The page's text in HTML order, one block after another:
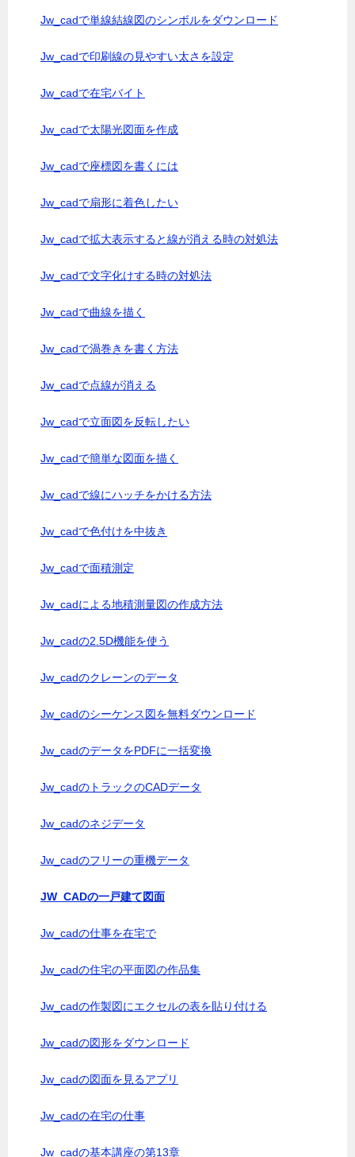
Jw_cadで単線結線図のシンボルをダウンロード
Jw_cadで印刷線の見やすい太さを設定
Jw_cadで在宅バイト
Jw_cadで太陽光図面を作成
Jw_cadで座標図を書くには
Jw_cadで扇形に着色したい
Jw_cadで拡大表示すると線が消える時の対処法
Jw_cadで文字化けする時の対処法
Jw_cadで曲線を描く
Jw_cadで渦巻きを書く方法
Jw_cadで点線が消える
Jw_cadで立面図を反転したい
Jw_cadで簡単な図面を描く
Jw_cadで線にハッチをかける方法
Jw_cadで色付けを中抜き
Jw_cadで面積測定
Jw_cadによる地積測量図の作成方法
Jw_cadの2.5D機能を使う
Jw_cadのクレーンのデータ
Jw_cadのシーケンス図を無料ダウンロード
Jw_cadのデータをPDFに一括変換
Jw_cadのトラックのCADデータ
Jw_cadのネジデータ
Jw_cadのフリーの重機データ
JW_CADの一戸建て図面
Jw_cadの仕事を在宅で
Jw_cadの住宅の平面図の作品集
Jw_cadの作製図にエクセルの表を貼り付ける
Jw_cadの図形をダウンロード
Jw_cadの図面を見るアプリ
Jw_cadの在宅の仕事
Jw_cadの基本講座の第13章